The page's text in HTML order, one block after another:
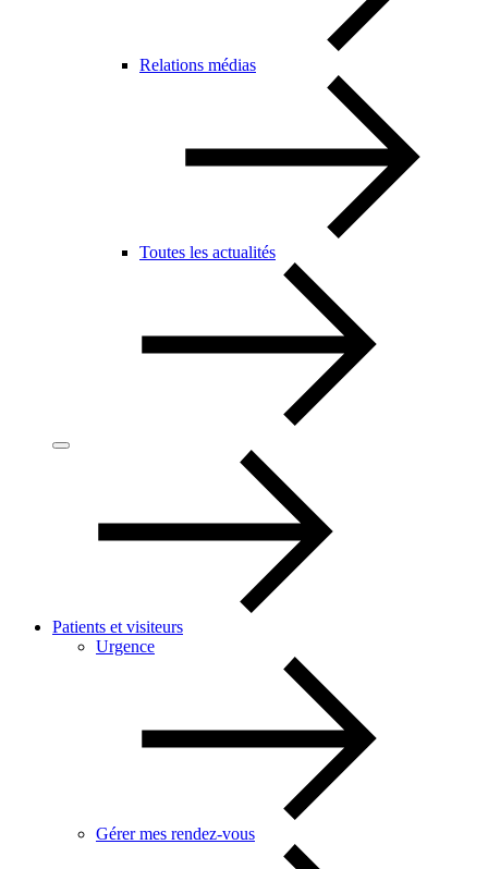
Relations médias
Toutes les actualités
Patients et visiteurs
Urgence
Gérer mes rendez-vous